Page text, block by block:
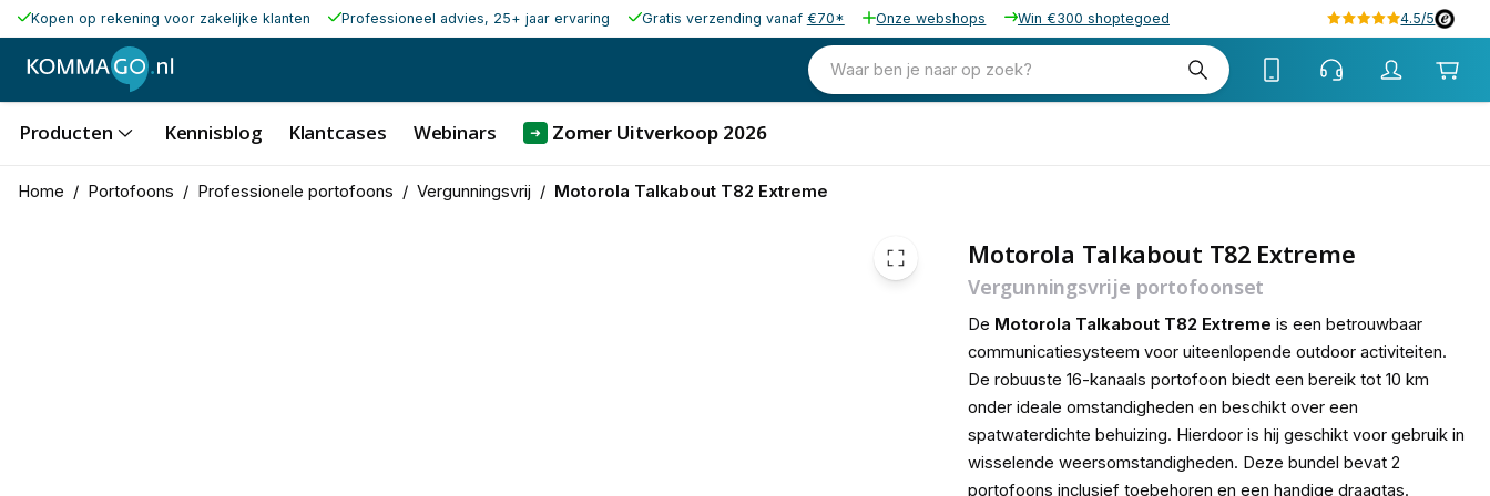
Kopen op rekening voor zakelijke klanten Professioneel advies, 25+ jaar ervaring Gratis verzending vanaf €70* Onze webshops Win €300 shoptegoed 4.5/5
Waar ben je naar op zoek?
Producten Kennisblog Klantcases Webinars ➜ Zomer Uitverkoop 2026
Home / Portofoons / Professionele portofoons / Vergunningsvrij / Motorola Talkabout T82 Extreme
Motorola Talkabout T82 Extreme
Vergunningsvrije portofoonset
De Motorola Talkabout T82 Extreme is een betrouwbaar
communicatiesysteem voor uiteenlopende outdoor activiteiten.
De robuuste 16-kanaals portofoon biedt een bereik tot 10 km
onder ideale omstandigheden en beschikt over een
spatwaterdichte behuizing. Hierdoor is hij geschikt voor gebruik in
wisselende weersomstandigheden. Deze bundel bevat 2
portofoons inclusief toebehoren en een handige draagtas.
79,00 excl. btw
95,59 incl. btw